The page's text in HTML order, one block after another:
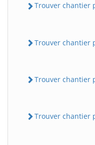
Trouver chantier
Trouver chantier
Trouver chantier
Trouver chantier